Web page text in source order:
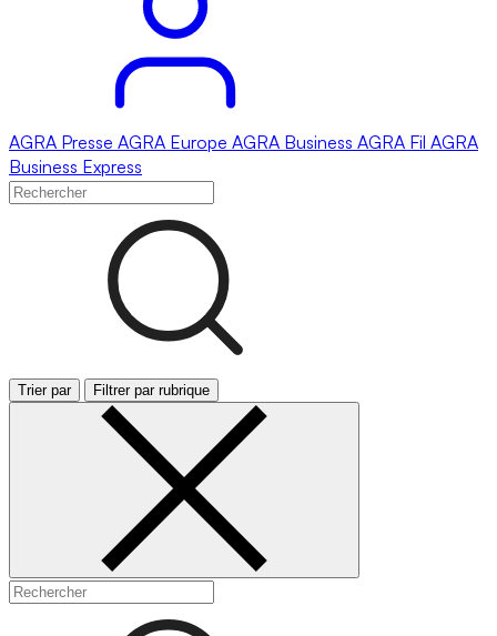
AGRA Presse AGRA Europe AGRA Business AGRA Fil AGRA
Business Express
Trier par Filtrer par rubrique